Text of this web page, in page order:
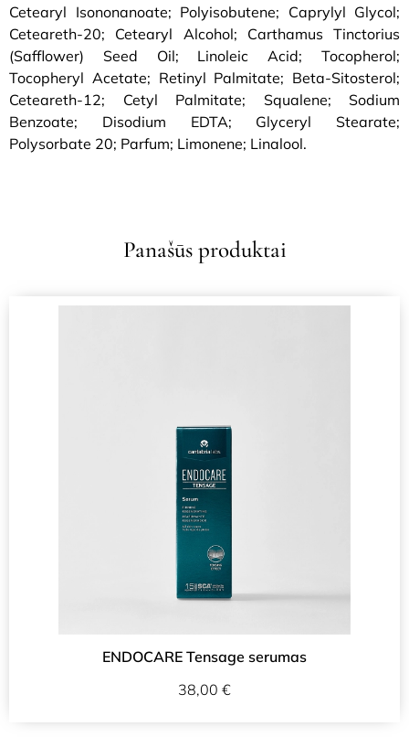
Cetearyl Isononanoate; Polyisobutene; Caprylyl Glycol;
Ceteareth-20; Cetearyl Alcohol; Carthamus Tinctorius
(Safflower) Seed Oil; Linoleic Acid; Tocopherol;
Tocopheryl Acetate; Retinyl Palmitate; Beta-Sitosterol;
Ceteareth-12; Cetyl Palmitate; Squalene; Sodium
Benzoate; Disodium EDTA; Glyceryl Stearate;
Polysorbate 20; Parfum; Limonene; Linalool.
Panašūs produktai
ENDOCARE Tensage serumas
38,00 €